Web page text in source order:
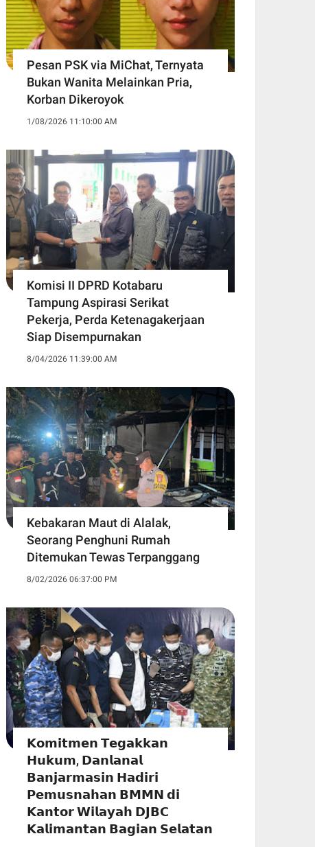
Pesan PSK via MiChat, Ternyata
Bukan Wanita Melainkan Pria,
Korban Dikeroyok
1/08/2026 11:10:00 AM
Komisi II DPRD Kotabaru
Tampung Aspirasi Serikat
Pekerja, Perda Ketenagakerjaan
Siap Disempurnakan
8/04/2026 11:39:00 AM
Kebakaran Maut di Alalak,
Seorang Penghuni Rumah
Ditemukan Tewas Terpanggang
8/02/2026 06:37:00 PM
𝗞𝗼𝗺𝗶𝘁𝗺𝗲𝗻 𝗧𝗲𝗴𝗮𝗸𝗸𝗮𝗻
𝗛𝘂𝗸𝘂𝗺, 𝗗𝗮𝗻𝗹𝗮𝗻𝗮𝗹
𝗕𝗮𝗻𝗷𝗮𝗿𝗺𝗮𝘀𝗶𝗻 𝗛𝗮𝗱𝗶𝗿𝗶
𝗣𝗲𝗺𝘂𝘀𝗻𝗮𝗵𝗮𝗻 𝗕𝗠𝗠𝗡 𝗱𝗶
𝗞𝗮𝗻𝘁𝗼𝗿 𝗪𝗶𝗹𝗮𝘆𝗮𝗵 𝗗𝗝𝗕𝗖
𝗞𝗮𝗹𝗶𝗺𝗮𝗻𝘁𝗮𝗻 𝗕𝗮𝗴𝗶𝗮𝗻 𝗦𝗲𝗹𝗮𝘁𝗮𝗻